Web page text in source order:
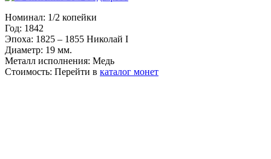
Номинал: 1/2 копейки
Год: 1842
Эпоха: 1825 – 1855 Николай I
Диаметр: 19 мм.
Металл исполнения: Медь
Стоимость: Перейти в каталог монет